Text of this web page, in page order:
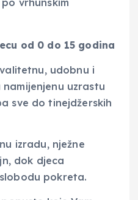
vrhunskim
od 0 do 15 godina
udobnu i
uzrastu
sve do tinejdžerskih
izradu, nježne
dok djeca
pokreta.